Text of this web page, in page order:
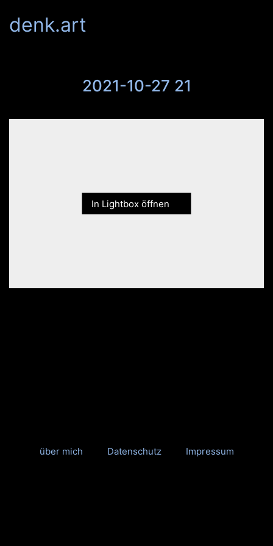
denk.art
2021-10-27 21
In Lightbox öffnen
über mich Datenschutz Impressum